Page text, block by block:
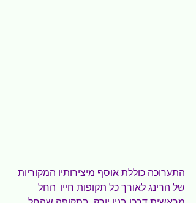
התערוכה כוללת אוסף מיצירותיו המקוריות
של הרינג לאורך כל תקופות חייו. החל